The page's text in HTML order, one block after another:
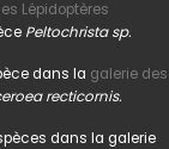
Lépidoptères
Peltochrista sp.
dans la galerie des
recticornis.
dans la galerie